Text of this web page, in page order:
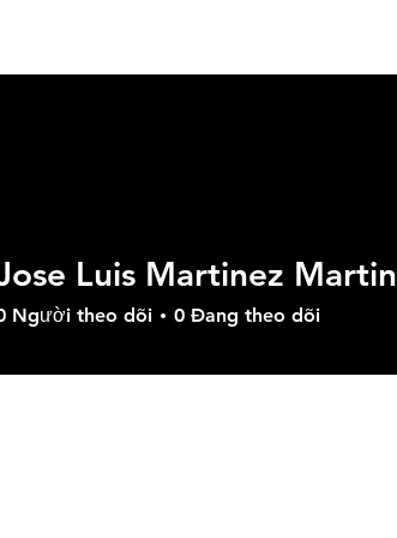
Luis Martinez Martin
Người theo dõi 0 Đang theo dõi